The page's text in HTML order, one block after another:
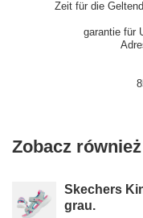
Zeit für die
garantie für
Zobacz również
Skechers
grau.